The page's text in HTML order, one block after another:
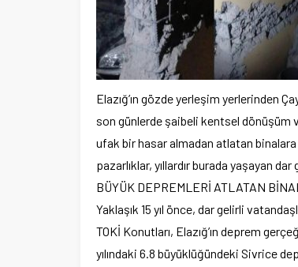
Elazığ’ın gözde yerleşim yerlerinden
son günlerde şaibeli kentsel dönüşüm
ufak bir hasar almadan atlatan binalara
pazarlıklar, yıllardır burada yaşayan dar
BÜYÜK DEPREMLERİ ATLATAN
Yaklaşık 15 yıl önce, dar gelirli
TOKİ Konutları, Elazığ’ın deprem
yılındaki 6.8 büyüklüğündeki Sivrice